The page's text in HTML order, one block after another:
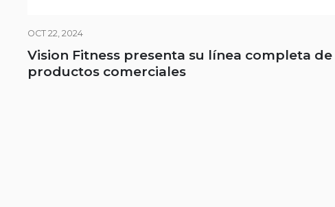
OCT 22, 2024
Vision Fitness presenta su línea completa de
productos comerciales